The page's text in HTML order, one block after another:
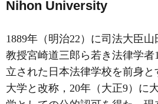
Nihon University
1889年 （明治22） に司法大臣山
教授宮崎道三郎ら若き法律学者
立された日本法律学校を前身と
大学と改称，20年 （大正9） に